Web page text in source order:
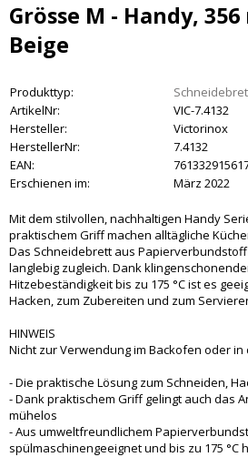
Grösse M - Handy,
Beige
Produkttyp:
ArtikelNr:
VIC-7.4132
Hersteller:
Victorinox
HerstellerNr:
7.4132
EAN:
Erschienen im:
März 2022
Mit dem stilvollen, nachhaltigen Handy
praktischem Griff machen alltägliche
Das Schneidebrett aus
langlebig zugleich. Dank
Hitzebeständigkeit bis zu 175 °C ist es
Hacken, zum Zubereiten und zum
HINWEIS
Nicht zur Verwendung im Backofen oder
- Die praktische Lösung zum Schneiden,
- Dank praktischem Griff gelingt auch das
mühelos
- Aus umweltfreundlichem
spülmaschinengeeignet und bis zu 175 °C